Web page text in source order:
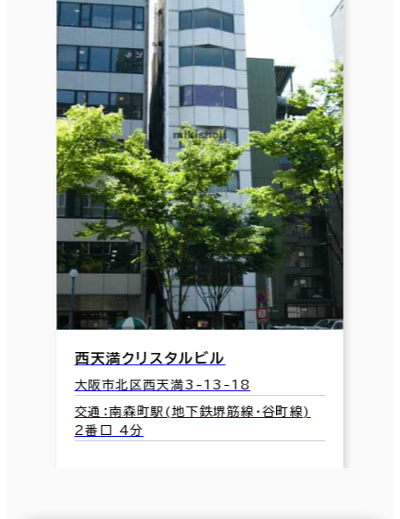
西天満クリスタルビル
大阪市北区西天満3-13-18
交通：南森町駅(地下鉄堺筋線･谷町線)
2番口 4分